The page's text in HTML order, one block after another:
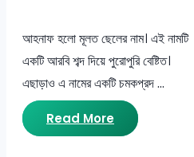
আহনাফ হলো মূলত ছেলের নাম। এই নামটি
একটি আরবি শব্দ দিয়ে পুরোপুরি বেষ্টিত।
এছাড়াও এ নামের একটি চমকপ্রদ …
Read More